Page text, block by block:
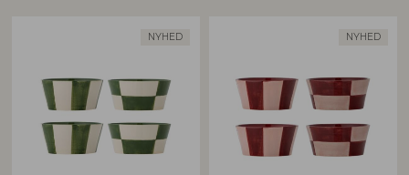
NYHED NYHED